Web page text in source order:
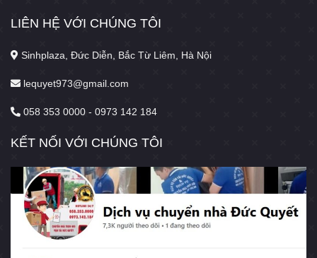
LIÊN HỆ VỚI CHÚNG TÔI
Sinhplaza, Đức Diễn, Bắc Từ Liêm, Hà Nội
lequyet973@gmail.com
058 353 0000 - 0973 142 184
KẾT NỐI VỚI CHÚNG TÔI